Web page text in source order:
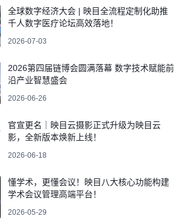
全球数字经济大会 | 映目全流程定制化助推
千人数字医疗论坛高效落地！
2026-07-03
2026第四届链博会圆满落幕 数字技术赋能前
沿产业智慧盛会
2026-06-26
官宣更名｜映目云摄影正式升级为映目云
影，全新版本焕新上线！
2026-06-18
懂学术，更懂会议！映目八大核心功能构建
学术会议管理高端平台！
2026-05-29